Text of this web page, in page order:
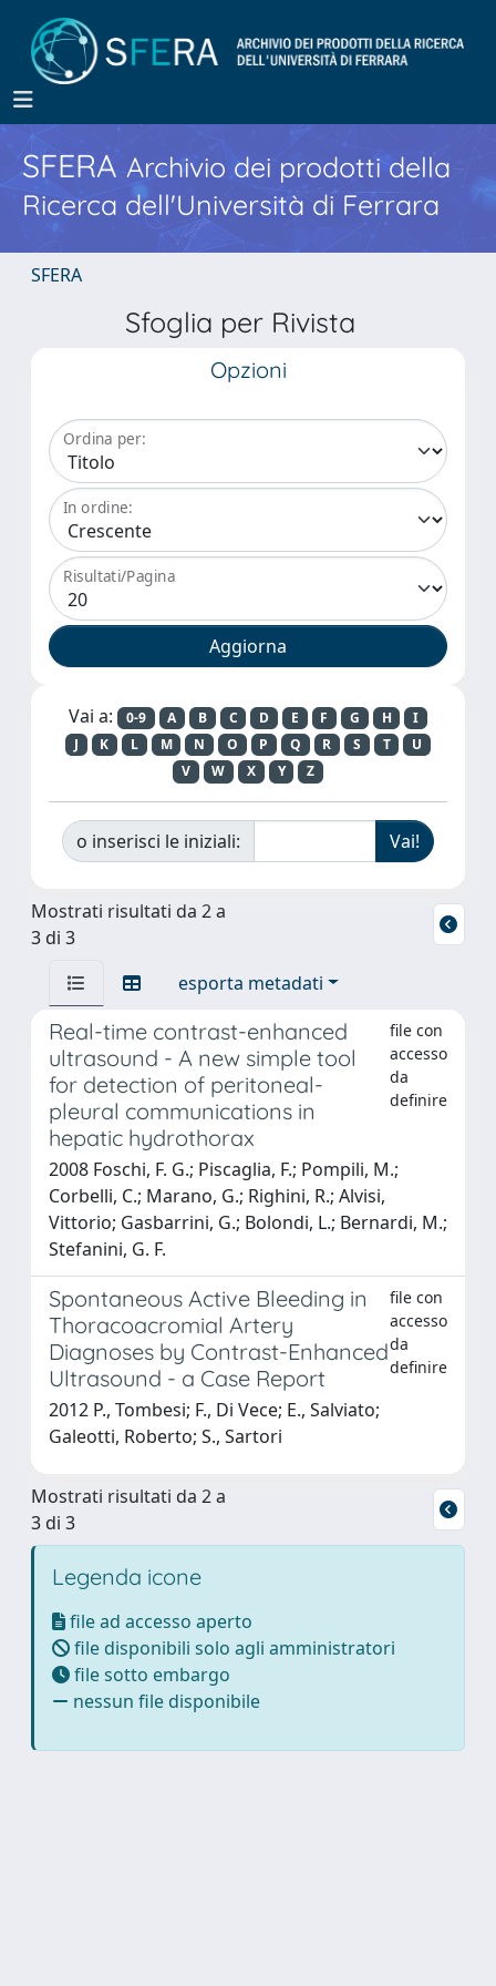
SFERA Archivio dei prodotti della
Ricerca dell'Università di Ferrara
SFERA
Sfoglia per Rivista
Opzioni
Ordina per:
In ordine:
Risultati/Pagina
Vai a: 0-9 A B C D E F G H
I
J
K L M N O P Q R S T
U
V
W X Y Z
o inserisci le iniziali:
Mostrati risultati da 2 a
3 di 3
esporta metadati
Real-time contrast-enhanced
ultrasound - A new simple tool
for detection of peritoneal-
pleural communications in
hepatic hydrothorax
file con
accesso
da
definire
2008 Foschi, F. G.; Piscaglia, F.; Pompili, M.;
Corbelli, C.; Marano, G.; Righini, R.; Alvisi,
Vittorio; Gasbarrini, G.; Bolondi, L.; Bernardi, M.;
Stefanini, G. F.
Spontaneous Active Bleeding in
Thoracoacromial Artery
Diagnoses by Contrast-Enhanced
Ultrasound - a Case Report
file con
accesso
da
definire
2012 P., Tombesi; F., Di Vece; E., Salviato;
Galeotti, Roberto; S., Sartori
Mostrati risultati da 2 a
3 di 3
Legenda icone
file ad accesso aperto
file disponibili solo agli amministratori
file sotto embargo
nessun file disponibile